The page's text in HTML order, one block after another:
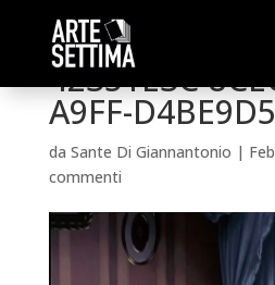
42351E3C-
A9FF-
da Sante Di Giannantonio |
commenti